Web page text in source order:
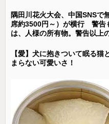
隅田川花火大会、中国SNSで
席約3500円～）が横行 警告
は、人様の所有物。警告以上
【愛】犬に抱きついて眠る
まらない可愛いさ！